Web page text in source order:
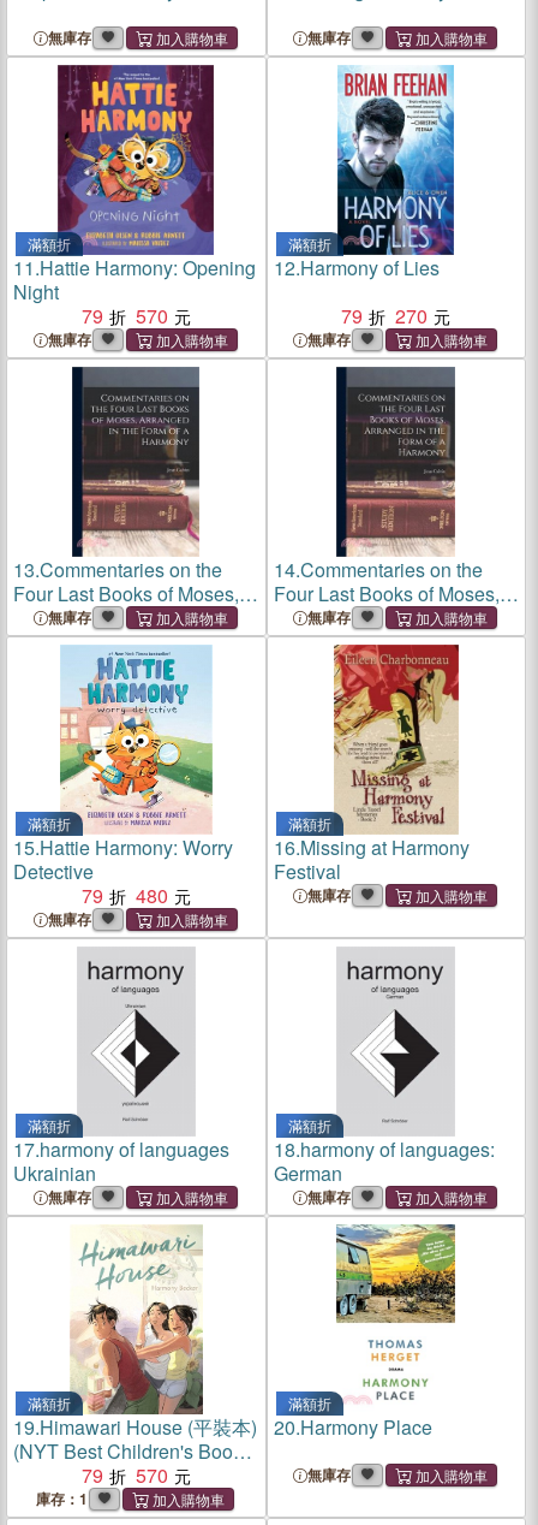
無庫存 無庫存
滿額折
11.Hattie Harmony: Opening
Night
79
570
無庫存
滿額折
12.Harmony of Lies
79
270
無庫存
13.Commentaries on the
Four Last Books of Moses,
Arranged in the Form of a
Harmony
無庫存
14.Commentaries on the
Four Last Books of Moses,
Arranged in the Form of a
Harmony
無庫存
滿額折
15.Hattie Harmony: Worry
Detective
79
480
無庫存
滿額折
16.Missing at Harmony
Festival
無庫存
滿額折
17.harmony of languages
Ukrainian
無庫存
滿額折
18.harmony of languages:
German
無庫存
滿額折
19.Himawari House (平裝本)
(NYT Best Children's Books
of 2021)79 570
庫存：1
滿額折
20.Harmony Place
無庫存